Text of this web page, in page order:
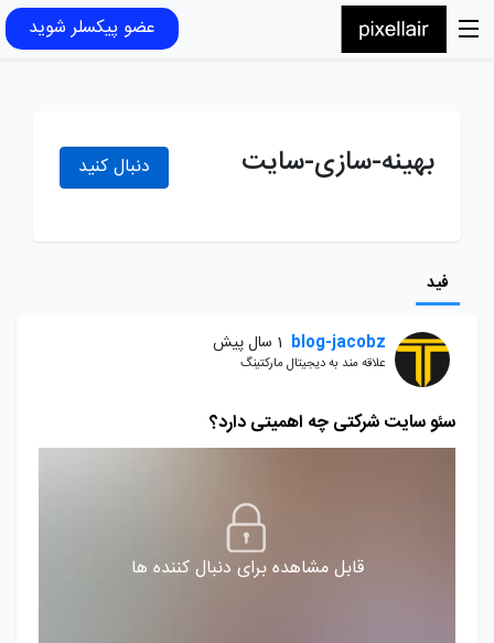
عضو پیکسلر شوید
بهینه-سازی-سایت دنبال کنید
فید
blog-jacobz 1 سال پیش
علاقه مند به دیجیتال مارکتینگ
سئو سایت شرکتی چه اهمیتی دارد؟
قابل مشاهده برای دنبال کننده ها